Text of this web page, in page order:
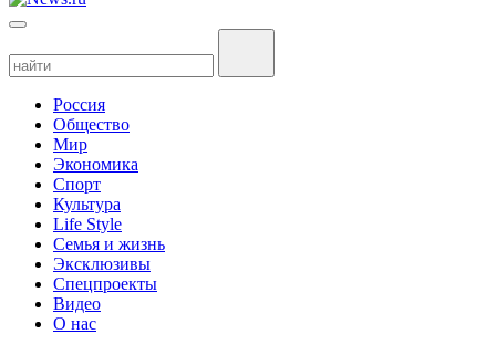
Россия
Общество
Мир
Экономика
Спорт
Культура
Life Style
Семья и жизнь
Эксклюзивы
Спецпроекты
Видео
О нас